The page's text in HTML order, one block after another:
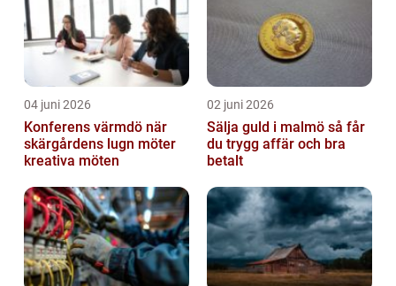
04 juni 2026
Konferens värmdö när
skärgårdens lugn möter
kreativa möten
02 juni 2026
Sälja guld i malmö så får
du trygg affär och bra
betalt